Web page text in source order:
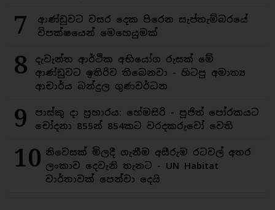
7
ආණ්ඩුවට වසර දෙක පිරෙන සැප්තැම්බරයේ
විපක්ෂයෙන් මෙහෙයුමක්
8
දැවැන්ත ආර්ථික අභියෝග රුසක් මේ
ආණ්ඩුවට ඉතිරිව තිබෙනවා - හිටපු අමාත්‍ය
ආචාර්ය බන්දුල ගුණවර්ධන
9
පාස්කු දා ප්‍රහාරය: හේමසිරි - පූජිත් පෝරකයට
චෝදනා 855න් 854කට වරදකරුවෝ වෙති
10 නිවෙසක් මිලදී ගැනීම අසීරුම රටවල් අතර
ලංකාව දෙවැනි තැනට - UN Habitat
වාර්තාවක් පෙන්වා දෙයි